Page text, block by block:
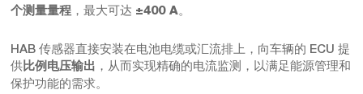
个测量量程 ，最大可达 ±400 A。
HAB 传感器直接安装在电池电缆或汇流排上，向车辆的 ECU 提
供 比例电压输出 ，从而实现精确的电流监测，以满足能源管理和
保护功能的需求。